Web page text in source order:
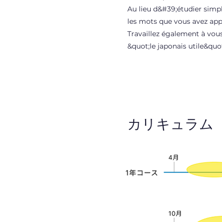
Au lieu d&#39;étudier
les mots que vous avez
Travaillez également à
&quot;le japonais
カリキュラム